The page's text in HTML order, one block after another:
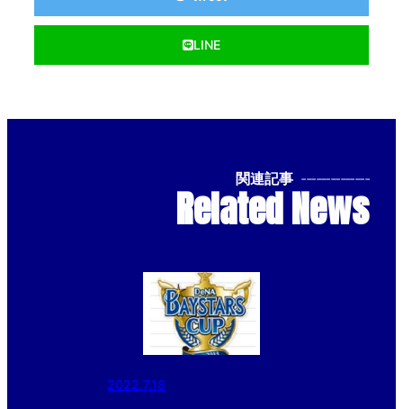
LINE
関連記事 --------------
Related News
2022.7.18